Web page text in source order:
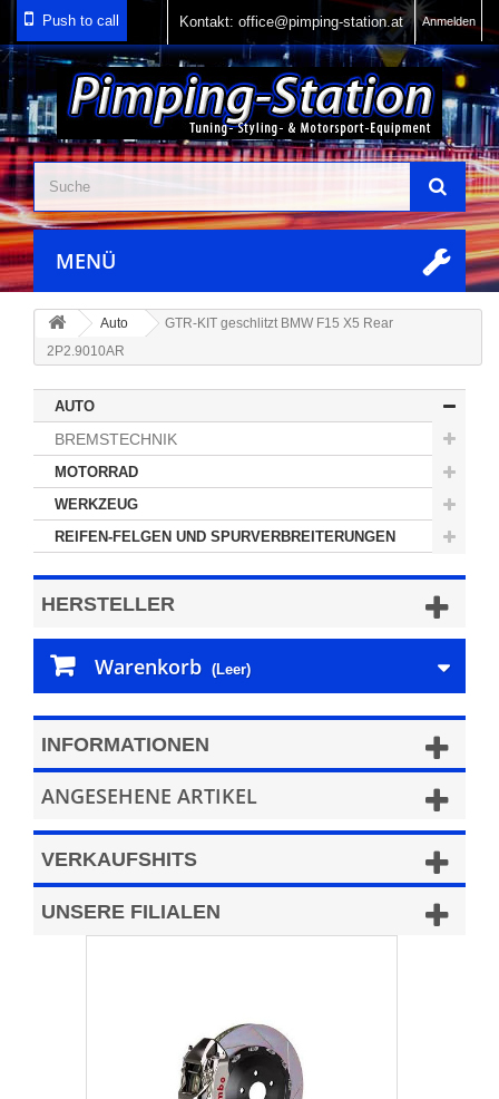
Anmelden
Push to call
MENÜ
Auto
GTR-KIT geschlitzt BMW F15 X5 Rear
2P2.9010AR
AUTO
BREMSTECHNIK
MOTORRAD
WERKZEUG
REIFEN-FELGEN UND SPURVERBREITERUNGEN
HERSTELLER
Warenkorb (Leer)
INFORMATIONEN
ANGESEHENE ARTIKEL
VERKAUFSHITS
UNSERE FILIALEN